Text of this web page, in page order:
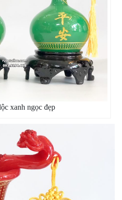
xanh ngọc đẹp